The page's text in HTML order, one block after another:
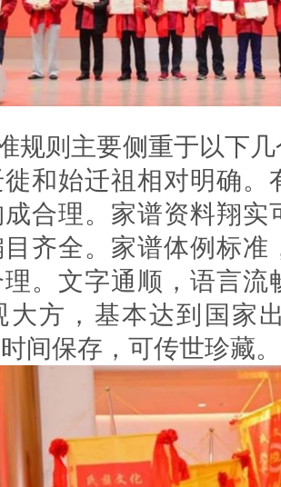
则主要侧重于以下几
和始迁祖相对明确。
合理。家谱资料翔实
齐全。家谱体例标准
。文字通顺，语言流
大方，基本达到国家
间保存，可传世珍藏。